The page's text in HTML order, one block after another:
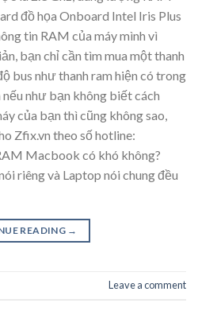
đồ họa Onboard Intel Iris Plus
tin RAM của máy mình vì
bạn chỉ cần tìm mua một thanh
bus như thanh ram hiện có trong
như bạn không biết cách
của bạn thì cũng không sao,
Zfix.vn theo số hotline:
Macbook có khó không?
riêng và Laptop nói chung đều
READING →
Leave a comment